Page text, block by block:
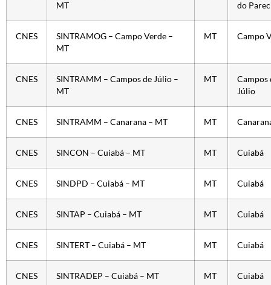
MT
do
CNES
SINTRAMOG – Campo Verde –
MT
MT Campo
CNES
SINTRAMM – Campos de Júlio –
MT
MT
Campos
Júlio
CNES SINTRAMM – Canarana – MT MT
CNES SINCON – Cuiabá – MT MT Cuiabá
CNES SINDPD – Cuiabá – MT MT Cuiabá
CNES SINTAP – Cuiabá – MT MT Cuiabá
CNES SINTERT – Cuiabá – MT MT Cuiabá
CNES SINTRADEP – Cuiabá – MT MT Cuiabá